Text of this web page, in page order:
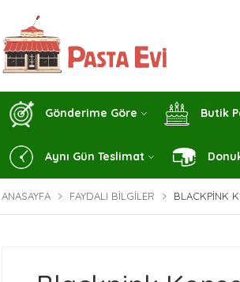
Gönderime Göre Butik
Aynı Gün Teslimat
ANASAYFA FAYDALI BILGILER BLACKPINK